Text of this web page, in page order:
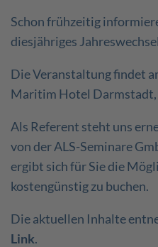
Schon frühzeitig
diesjähriges
Die Veranstaltung findet
Maritim Hotel
Als Referent steht uns
von der ALS-Seminare
ergibt sich für Sie die
kostengünstig zu buchen.
Die aktuellen Inhalte
Link.